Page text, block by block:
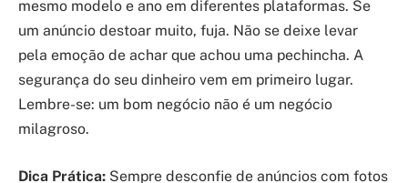
mesmo modelo e ano em diferentes plataformas. Se
um anúncio destoar muito, fuja. Não se deixe levar
pela emoção de achar que achou uma pechincha. A
segurança do seu dinheiro vem em primeiro lugar.
Lembre-se: um bom negócio não é um negócio
milagroso.
Dica Prática: Sempre desconfie de anúncios com fotos